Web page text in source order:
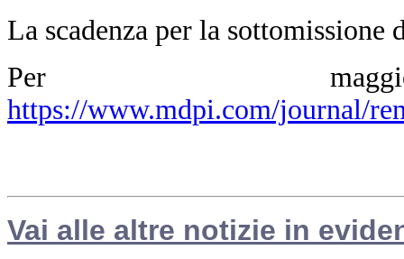
La scadenza per la
Per
https://www.mdpi.com/journal/
Vai alle altre notizie in